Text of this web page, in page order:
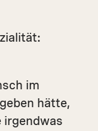
im
hätte,
irgendwas